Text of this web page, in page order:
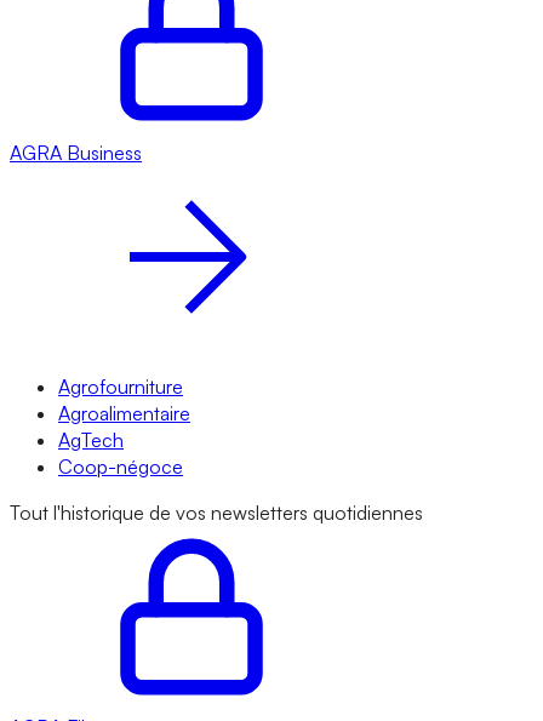
AGRA Business
Agrofourniture
Agroalimentaire
AgTech
Coop-négoce
Tout l'historique de vos newsletters quotidiennes